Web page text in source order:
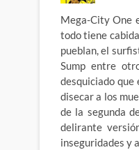
Mega-City One
todo tiene
pueblan, el
Sump entre
desquiciado que
disecar a los
de la segunda
delirante
inseguridades y